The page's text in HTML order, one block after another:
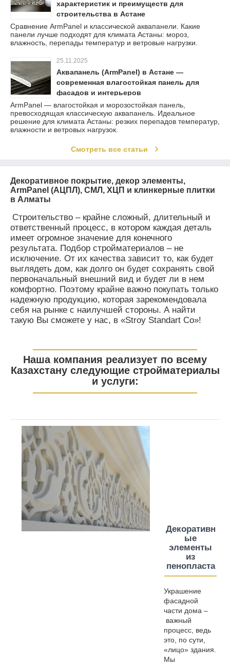
характеристик и преимуществ для
строительства в Астане
Сравнение ArmPanel и классической аквапанели. Какие
панели лучше подходят для климата Астаны: мороз,
влажность, перепады температур и ветровые нагрузки.
25.11.2025
Аквапанель (ArmPanel) в Астане —
современная влагостойкая панель для
фасадов и интерьеров
ArmPanel — влагостойкая и морозостойкая панель,
превосходящая классическую аквапанель. Идеальное
решение для климата Астаны: резких перепадов температур,
влажности и ветровых нагрузок.
Смотреть все статьи
Декоративное покрытие, декор элементы,
ArmPanel (АЦПЛ), СМЛ, ХЦП и клинкерные плитки
в Алматы
Строительство – крайне сложный, длительный и
ответственный процесс, в котором каждая деталь
имеет огромное значение для конечного
результата. Подбор стройматериалов – не
исключение. От их качества зависит то, как будет
выглядеть дом, как долго он будет сохранять свой
первоначальный внешний вид и будет ли в нем
комфортно. Поэтому крайне важно покупать только
надежную продукцию, которая зарекомендовала
себя на рынке с наилучшей стороны. А найти
такую Вы сможете у нас, в «Stroy Standart Co»!
————————————————
Наша компания реализует по всему
Казахстану следующие стройматериалы
и услуги:
————————————————
Декоративн
ые
элементы
из
пенопласта
——————
Украшение
фасадной
части дома –
важный
процесс, ведь
это, по сути,
«лицо» здания.
Мы